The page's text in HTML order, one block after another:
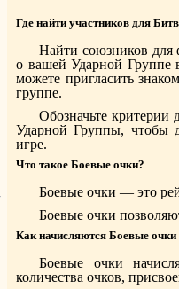
Где найти участников для
Найти союзников
о вашей Ударной Группе
можете пригласить
группе.
Обозначьте критерии
Ударной Группы, чтобы
игре.
Что такое Боевые очки?
Боевые очки — это
Боевые очки
Как начисляются Боевые
Боевые очки
количества очков,